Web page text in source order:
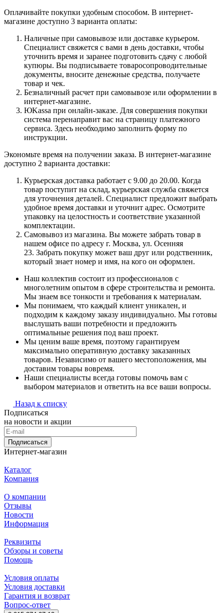
Оплачивайте покупки удобным способом. В интернет-
магазине доступно 3 варианта оплаты:
Наличные при самовывозе или доставке курьером.
Специалист свяжется с вами в день доставки, чтобы
уточнить время и заранее подготовить сдачу с любой
купюры. Вы подписываете товаросопроводительные
документы, вносите денежные средства, получаете
товар и чек.
Безналичный расчет при самовывозе или оформлении в
интернет-магазине.
ЮKassa при онлайн-заказе. Для совершения покупки
система перенаправит вас на страницу платежного
сервиса. Здесь необходимо заполнить форму по
инструкции.
Экономьте время на получении заказа. В интернет-магазине
доступно 2 варианта доставки:
Курьерская доставка работает с 9.00 до 20.00. Когда
товар поступит на склад, курьерская служба свяжется
для уточнения деталей. Специалист предложит выбрать
удобное время доставки и уточнит адрес. Осмотрите
упаковку на целостность и соответствие указанной
комплектации.
Самовывоз из магазина. Вы можете забрать товар в
нашем офисе по адресу г. Москва, ул. Осенняя
23. Забрать покупку может ваш друг или родственник,
который знает номер и имя, на кого он оформлен.
Наш коллектив состоит из профессионалов с
многолетним опытом в сфере строительства и ремонта.
Мы знаем все тонкости и требования к материалам.
Мы понимаем, что каждый клиент уникален, и
подходим к каждому заказу индивидуально. Мы готовы
выслушать ваши потребности и предложить
оптимальные решения под ваш проект.
Мы ценим ваше время, поэтому гарантируем
максимально оперативную доставку заказанных
товаров. Независимо от вашего местоположения, мы
доставим товары вовремя.
Наши специалисты всегда готовы помочь вам с
выбором материалов и ответить на все ваши вопросы.
Назад к списку
Подписаться
на новости и акции
Подписаться
Интернет-магазин
Каталог
Компания
О компании
Отзывы
Новости
Информация
Реквизиты
Обзоры и советы
Помощь
Условия оплаты
Условия доставки
Гарантия и возврат
Вопрос-ответ